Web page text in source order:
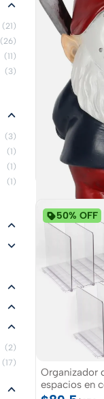
(21)
(26)
(11)
(3)
(3)
(1)
(1)
(1)
(2)
(17)
Gnomo de
halloween
50% OFF
Organizador de
espacios en